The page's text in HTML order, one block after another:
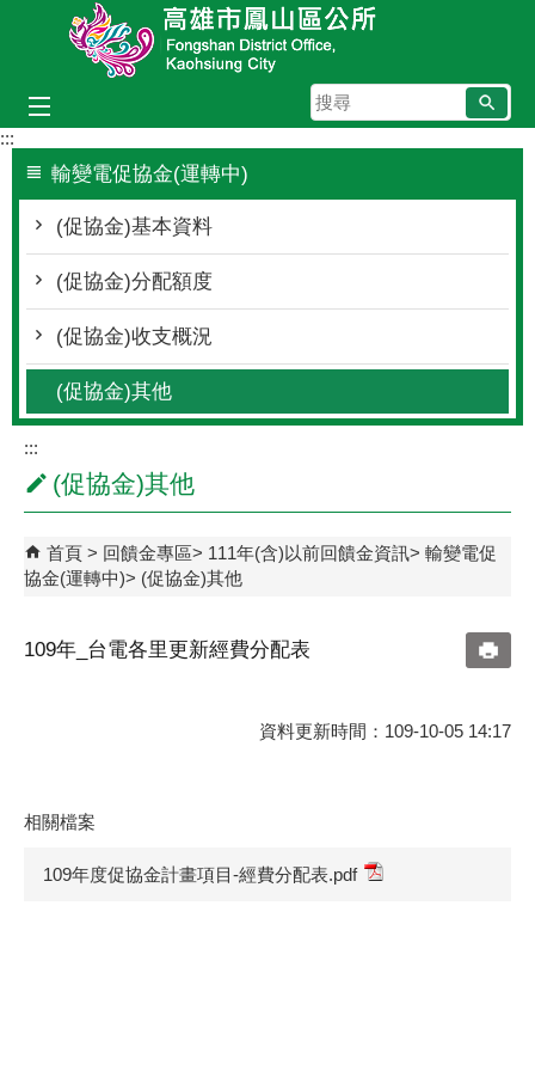
跳到主要內容區塊
搜
尋
:::
輸變電促協金(運轉中)
(促協金)基本資料
(促協金)分配額度
(促協金)收支概況
(促協金)其他
:::
(促協金)其他
首頁 回饋金專區 111年(含)以前回饋金資訊
輸變電促
協金(運轉中)
(促協金)其他
109年_台電各里更新經費分配表
資料更新時間：109-10-05 14:17
相關檔案
109年度促協金計畫項目-經費分配表.pdf